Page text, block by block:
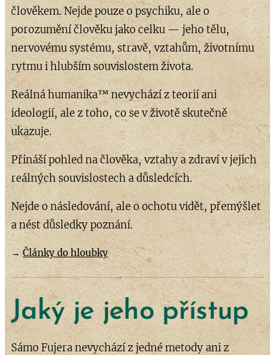
člověkem. Nejde pouze o psychiku, ale o
porozumění člověku jako celku — jeho tělu,
nervovému systému, stravě, vztahům, životnímu
rytmu i hlubším souvislostem života.
Reálná humanika™ nevychází z teorií ani
ideologií, ale z toho, co se v životě skutečně
ukazuje.
Přináší pohled na člověka, vztahy a zdraví v jejich
reálných souvislostech a důsledcích.
Nejde o následování, ale o ochotu vidět, přemýšlet
a nést důsledky poznání.
→Články do hloubky
Jaký je jeho přístup
Sámo Fujera nevychází z jedné metody ani z